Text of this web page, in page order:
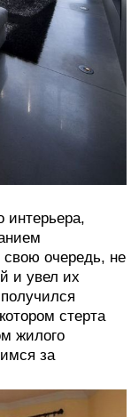
интерьера,
очередь, не
и увел их
стерта
жилого
за